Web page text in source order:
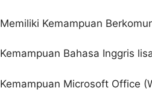
Memiliki Kemampuan
Kemampuan Bahasa Inggris
Kemampuan Microsoft Office